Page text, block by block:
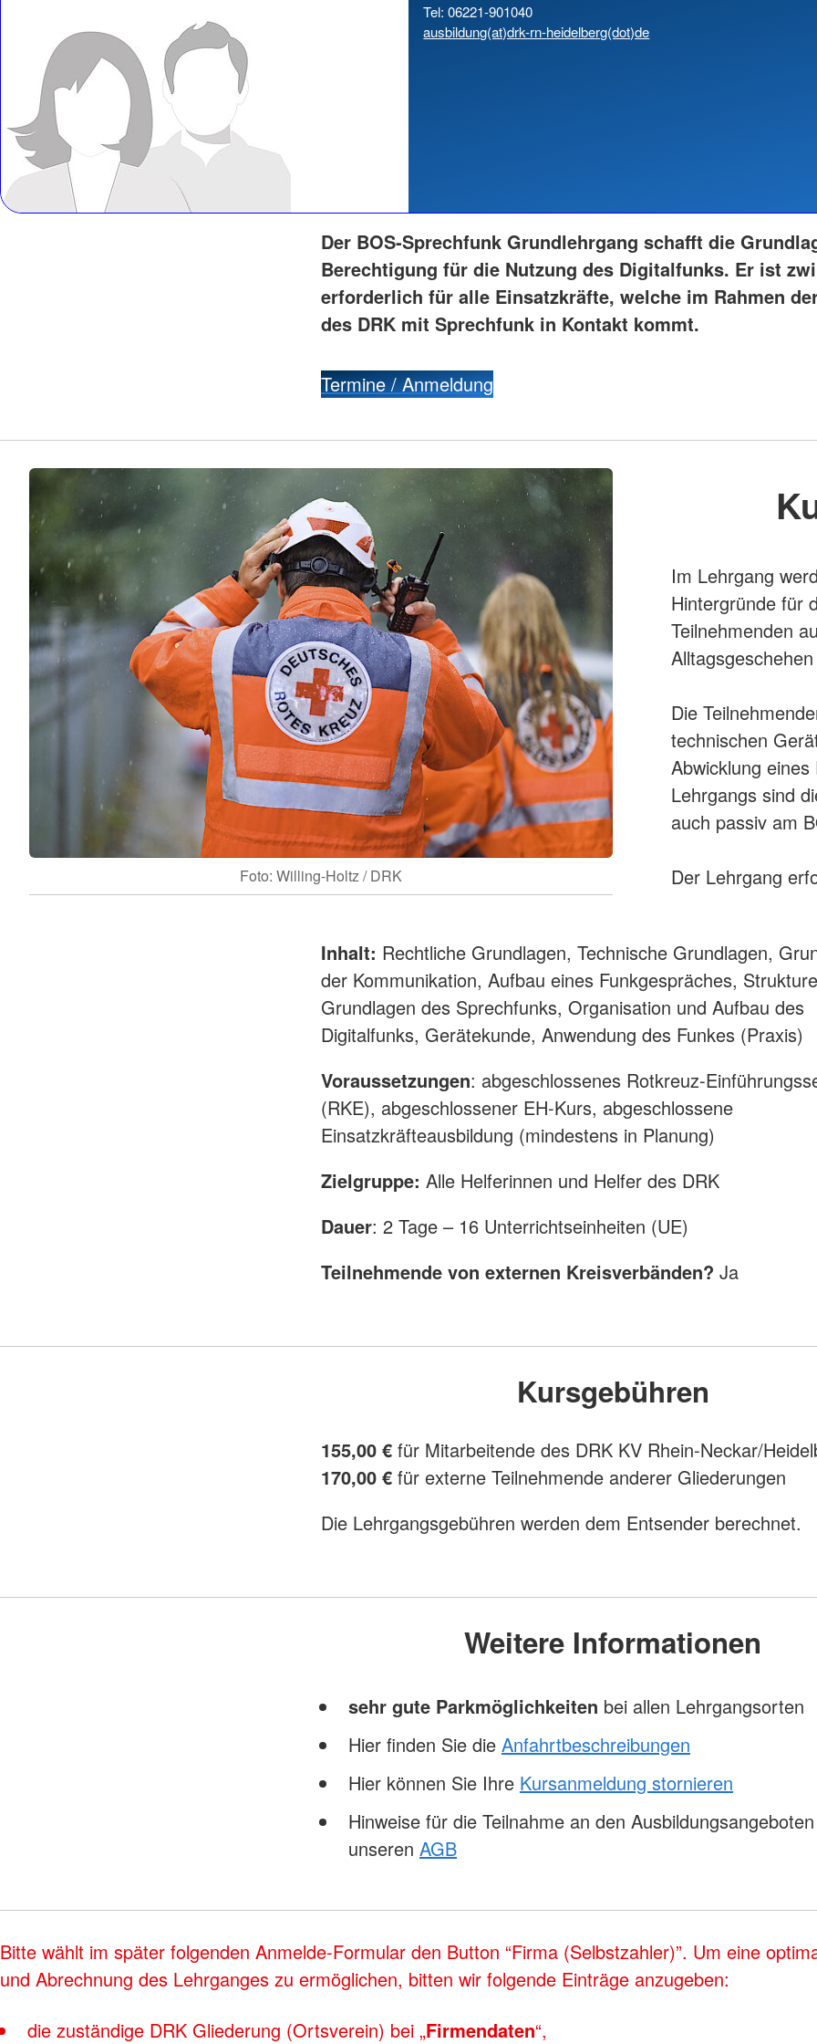
Tel: 06221-901040
ausbildung(at)drk-rn-heidelberg(dot)de
Der BOS-Sprechfunk Grundlehrgang schafft die
Berechtigung für die Nutzung des Digitalfunks. Er ist
erforderlich für alle Einsatzkräfte, welche im Rahmen
des DRK mit Sprechfunk in Kontakt kommt.
Termine / Anmeldung
Foto: Willing-Holtz / DRK
Im Lehrgang
Hintergründe für
Teilnehmenden
Die
technischen
Abwicklung
Lehrgangs sind
auch passiv am
Der Lehrgang
Inhalt: Rechtliche Grundlagen, Technische Grundlagen,
der Kommunikation, Aufbau eines Funkgespräches,
Grundlagen des Sprechfunks, Organisation und Aufbau des
Digitalfunks, Gerätekunde, Anwendung des Funkes (Praxis)
Voraussetzungen: abgeschlossenes Rotkreuz-
(RKE), abgeschlossener EH-Kurs, abgeschlossene
Einsatzkräfteausbildung (mindestens in Planung)
Zielgruppe: Alle Helferinnen und Helfer des DRK
Dauer: 2 Tage – 16 Unterrichtseinheiten (UE)
Teilnehmende von externen Kreisverbänden? Ja
Kursgebühren
155,00 € für Mitarbeitende des DRK KV Rhein-Neckar/
170,00 € für externe Teilnehmende anderer Gliederungen
Die Lehrgangsgebühren werden dem Entsender berechnet.
Weitere Informationen
sehr gute Parkmöglichkeiten bei allen Lehrgangsorten
Hier finden Sie die Anfahrtbeschreibungen
Hier können Sie Ihre Kursanmeldung stornieren
Hinweise für die Teilnahme an den
unseren AGB
Bitte wählt im später folgenden Anmelde-Formular den Button “Firma (Selbstzahler)”. Um eine
und Abrechnung des Lehrganges zu ermöglichen, bitten wir folgende Einträge anzugeben:
die zuständige DRK Gliederung (Ortsverein) bei „Firmendaten“,